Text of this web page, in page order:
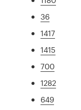
36
1417
1415
700
1282
649